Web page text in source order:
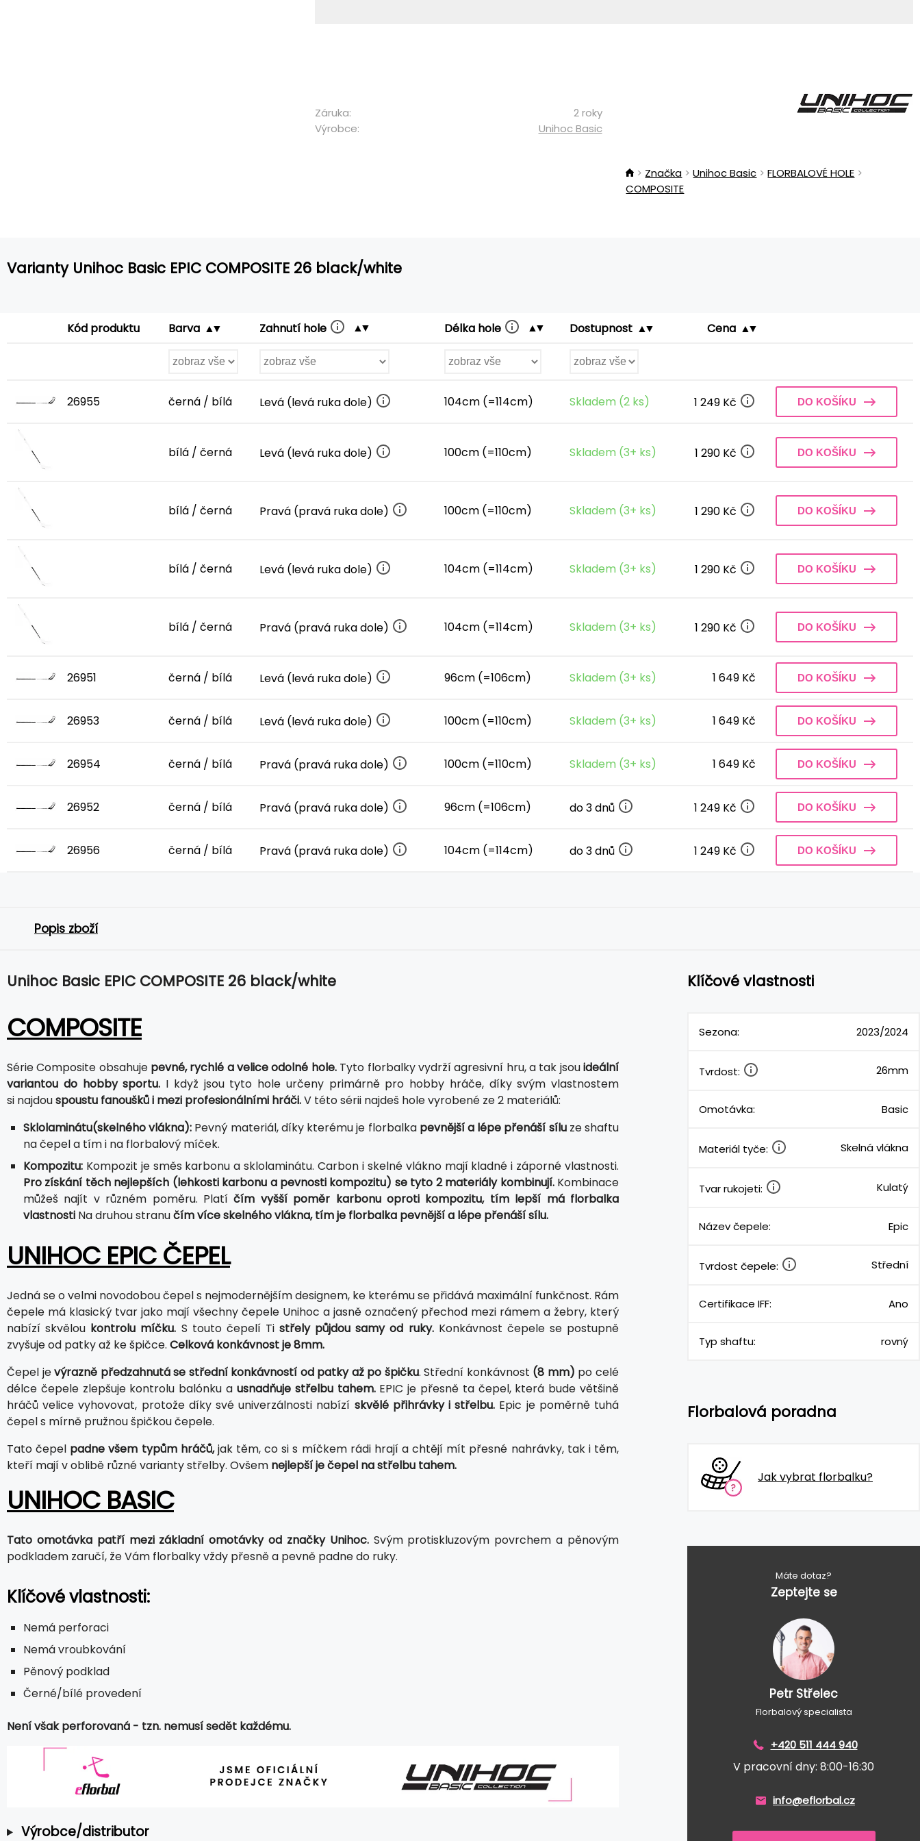
Záruka:
2 roky
Výrobce:
Unihoc Basic
Značka Unihoc Basic
FLORBALOVÉ HOLE
COMPOSITE
Varianty Unihoc Basic EPIC COMPOSITE 26 black/white
Kód produktu Barva Zahnutí hole Délka hole Dostupnost Cena
26955 černá / bílá Levá (levá ruka dole) 104cm (=114cm) Skladem (2 ks) 1 249 Kč DO KOŠÍKU
bílá / černá Levá (levá ruka dole) 100cm (=110cm) Skladem (3+ ks) 1 290 Kč DO KOŠÍKU
bílá / černá Pravá (pravá ruka dole) 100cm (=110cm) Skladem (3+ ks) 1 290 Kč DO KOŠÍKU
bílá / černá Levá (levá ruka dole) 104cm (=114cm) Skladem (3+ ks) 1 290 Kč DO KOŠÍKU
bílá / černá Pravá (pravá ruka dole) 104cm (=114cm) Skladem (3+ ks) 1 290 Kč DO KOŠÍKU
26951 černá / bílá Levá (levá ruka dole) 96cm (=106cm) Skladem (3+ ks) 1 649 Kč DO KOŠÍKU
26953 černá / bílá Levá (levá ruka dole) 100cm (=110cm) Skladem (3+ ks) 1 649 Kč DO KOŠÍKU
26954 černá / bílá Pravá (pravá ruka dole) 100cm (=110cm) Skladem (3+ ks) 1 649 Kč DO KOŠÍKU
26952 černá / bílá Pravá (pravá ruka dole) 96cm (=106cm) do 3 dnů 1 249 Kč DO KOŠÍKU
26956 černá / bílá Pravá (pravá ruka dole) 104cm (=114cm) do 3 dnů 1 249 Kč DO KOŠÍKU
Popis zboží
Unihoc Basic EPIC COMPOSITE 26 black/white
COMPOSITE
Série Composite obsahuje pevné, rychlé a velice odolné hole.Tyto florbalky vydrží agresivní hru, a tak jsouideální
variantou do hobby sportu. I když jsou tyto hole určeny primárně pro hobby hráče, díky svým vlastnostem
si najdouspoustu fanoušků i mezi profesionálními hráči.V této sérii najdeš hole vyrobené ze 2 materiálů:
Sklolaminátu(skelného vlákna): Pevný materiál, díky kterému je florbalka pevnější a lépe přenáší síluze shaftu
na čepel a tím i na florbalový míček.
Kompozitu: Kompozit je směs karbonu a sklolaminátu. Carbon i skelné vlákno mají kladné i záporné vlastnosti.
Pro získání těch nejlepších (lehkosti karbonu a pevnosti kompozitu) se tyto 2 materiály kombinují.Kombinace
můžeš najít v různém poměru. Platíčím vyšší poměr karbonu oproti kompozitu, tím lepší má florbalka
vlastnosti Na druhou stranučím více skelného vlákna, tím je florbalka pevnější a lépe přenáší sílu.
UNIHOC EPIC ČEPEL
Jedná se o velmi novodobou čepel s nejmodernějším designem, ke kterému se přidává maximální funkčnost. Rám
čepele má klasický tvar jako mají všechny čepele Unihoc a jasně označený přechod mezi rámem a žebry, který
nabízí skvělou kontrolu míčku. S touto čepelí Ti střely půjdou samy od ruky.Konkávnost čepele se postupně
zvyšuje od patky až ke špičce. Celková konkávnost je 8mm.
Čepel jevýrazně předzahnutá se střední konkávností od patky až po špičku. Střední konkávnost (8 mm) po celé
délce čepele zlepšuje kontrolu balónku a usnadňuje střelbu tahem.EPIC je přesně ta čepel, která bude většině
hráčů velice vyhovovat, protože díky své univerzálnosti nabízí skvělé přihrávky i střelbu. Epic je poměrně tuhá
čepel s mírně pružnou špičkou čepele.
Tato čepel padne všem typům hráčů,jak těm, co si s míčkem rádi hrají a chtějí mít přesné nahrávky, tak i těm,
kteří mají v oblibě různé varianty střelby. Ovšem nejlepší je čepel na střelbu tahem.
UNIHOC BASIC
Tato omotávka patří mezi základní omotávky od značky Unihoc.Svým protiskluzovým povrchem a pěnovým
podkladem zaručí, že Vám florbalky vždy přesně a pevně padne do ruky.
Klíčové vlastnosti:
Nemá perforaci
Nemá vroubkování
Pěnový podklad
Černé/bílé provedení
Není však perforovaná - tzn. nemusí sedět každému.
Výrobce/distributor
Klíčové vlastnosti
Sezona: 2023/2024
Tvrdost: 26mm
Omotávka: Basic
Materiál tyče: Skelná vlákna
Tvar rukojeti: Kulatý
Název čepele: Epic
Tvrdost čepele: Střední
Certifikace IFF: Ano
Typ shaftu: rovný
Florbalová poradna
Jak vybrat florbalku?
Máte dotaz?
Zeptejte se
Petr Střelec
Florbalový specialista
+420 511 444 940
V pracovní dny: 8:00-16:30
info@eflorbal.cz